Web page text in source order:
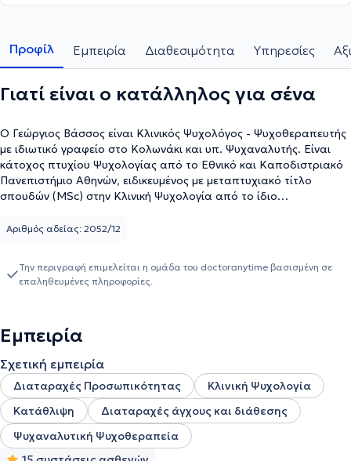
Προφίλ Εμπειρία Διαθεσιμότητα Υπηρεσίες
Γιατί είναι ο κατάλληλος για σένα
O Γεώργιος Βάσσος είναι Κλινικός Ψυχολόγος - Ψυχοθεραπευτής
με ιδιωτικό γραφείο στο Κολωνάκι και υπ. Ψυχαναλυτής. Είναι
κάτοχος πτυχίου Ψυχολογίας από το Εθνικό και Καποδιστριακό
Πανεπιστήμιο Αθηνών, ειδικευμένος με μεταπτυχιακό τίτλο
σπουδών (MSc) στην Κλινική Ψυχολογία από το ίδιο
που αφορούν την κλινική παρέμβαση στην ψυχική υγεία, την
σχετικά με την ψυχοπαθολογία και την ψυχοδιαγνωστική
αξιολόγηση προσωπικότητας, ψυχικών και νοητικών λειτουργιών
χρήση διάφορων ψυχομετρικών εργαλείων και έχει πλούσια
και συναισθήματος, καταθλιπτικές διαταραχές, ζητήματα που
σχετίζονται με την προσωπικότητα, άγχος κ.α. σε δημόσιες και
ιδιωτικές δομές. Είναι Επιστημονικός Υπεύθυνος της Κινητής
Μονάδας Βορειοανατολικών Κυκλάδων της Ε.Π.Α.Ψ.Υ., μέλος του
Πανελλήνιου Δικτύου Κινητών Μονάδων, ενώ στο παρελθόν έχει
εργαστεί σε διάφορες δημόσιες αλλά και ιδιωτικές δομές ψυχικής
Αριθμός αδείας: 2052/12
Την περιγραφή επιμελείται η ομάδα του doctoranytime βασισμένη σε
επαληθευμένες πληροφορίες.
Εμπειρία
Σχετική εμπειρία
Διαταραχές Προσωπικότητας
Κλινική Ψυχολογία
Κατάθλιψη
Διαταραχές άγχους και διάθεσης
Ψυχαναλυτική Ψυχοθεραπεία